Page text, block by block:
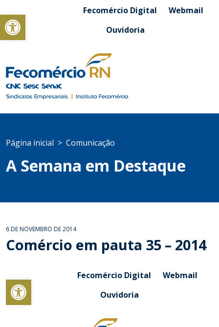
Abrir a barra de ferramentasFecomércio Digital
Webmail
Ouvidoria
Página inicial Comunicação
A Semana em Destaque
6 DE NOVEMBRO DE 2014
Comércio em pauta 35 – 2014